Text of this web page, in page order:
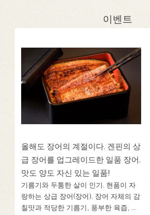
이벤트
올해도 장어의 계절이다. 겐핀의 상
급 장어를 업그레이드한 일품 장어.
맛도 양도 자신 있는 일품!
기름기와 두툼한 살이 인기. 현품이 자
랑하는 상급 장어(장어). 장어 자체의 감
칠맛과 적당한 기름기, 풍부한 육즙, ...